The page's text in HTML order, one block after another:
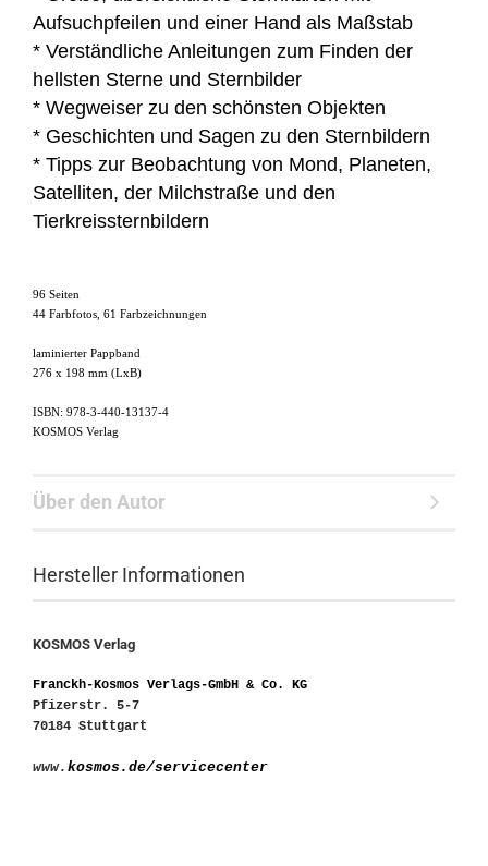
Aufsuchpfeilen und einer Hand als Maßstab
* Verständliche Anleitungen zum Finden der
hellsten Sterne und Sternbilder
* Wegweiser zu den schönsten Objekten
* Geschichten und Sagen zu den Sternbildern
* Tipps zur Beobachtung von Mond, Planeten,
Satelliten, der Milchstraße und den
Tierkreissternbildern
96 Seiten
44 Farbfotos, 61 Farbzeichnungen
laminierter Pappband
276 x 198 mm (LxB)
ISBN: 978-3-440-13137-4
KOSMOS Verlag
Über den Autor
Hersteller Informationen
KOSMOS Verlag
Franckh-Kosmos Verlags-GmbH & Co. KG
Pfizerstr. 5-7
70184 Stuttgart
www. kosmos.de/servicecenter